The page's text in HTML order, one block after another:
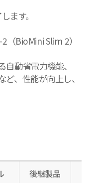
ます。
（BioMini Slim 2）
動省電力機能、
、性能が向上し、
後継製品